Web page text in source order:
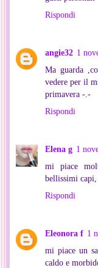
Rispondi
angie32 1
Ma guarda
vedere per il
primavera -.-
Rispondi
Elena g 1
mi piace
bellissimi
Rispondi
Eleonora f 1
mi piace un
caldo e